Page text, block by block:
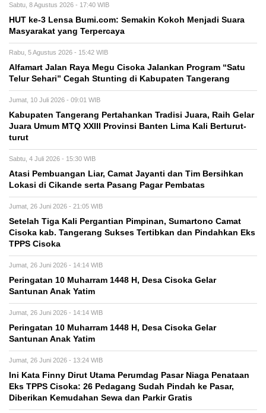
Sabtu, 8 Agustus 2026 - 17:40 WIB
HUT ke-3 Lensa Bumi.com: Semakin Kokoh Menjadi Suara
Masyarakat yang Terpercaya
Rabu, 5 Agustus 2026 - 15:42 WIB
Alfamart Jalan Raya Megu Cisoka Jalankan Program “Satu
Telur Sehari” Cegah Stunting di Kabupaten Tangerang
Jumat, 10 Juli 2026 - 09:01 WIB
Kabupaten Tangerang Pertahankan Tradisi Juara, Raih Gelar
Juara Umum MTQ XXIII Provinsi Banten Lima Kali Berturut-
turut
Sabtu, 4 Juli 2026 - 15:30 WIB
Atasi Pembuangan Liar, Camat Jayanti dan Tim Bersihkan
Lokasi di Cikande serta Pasang Pagar Pembatas
Jumat, 26 Juni 2026 - 21:05 WIB
Setelah Tiga Kali Pergantian Pimpinan, Sumartono Camat
Cisoka kab. Tangerang Sukses Tertibkan dan Pindahkan Eks
TPPS Cisoka
Jumat, 26 Juni 2026 - 14:14 WIB
Peringatan 10 Muharram 1448 H, Desa Cisoka Gelar
Santunan Anak Yatim
Jumat, 26 Juni 2026 - 14:14 WIB
Peringatan 10 Muharram 1448 H, Desa Cisoka Gelar
Santunan Anak Yatim
Jumat, 26 Juni 2026 - 13:24 WIB
Ini Kata Finny Dirut Utama Perumdag Pasar Niaga Penataan
Eks TPPS Cisoka: 26 Pedagang Sudah Pindah ke Pasar,
Diberikan Kemudahan Sewa dan Parkir Gratis